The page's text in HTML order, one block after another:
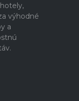
výhodné
a